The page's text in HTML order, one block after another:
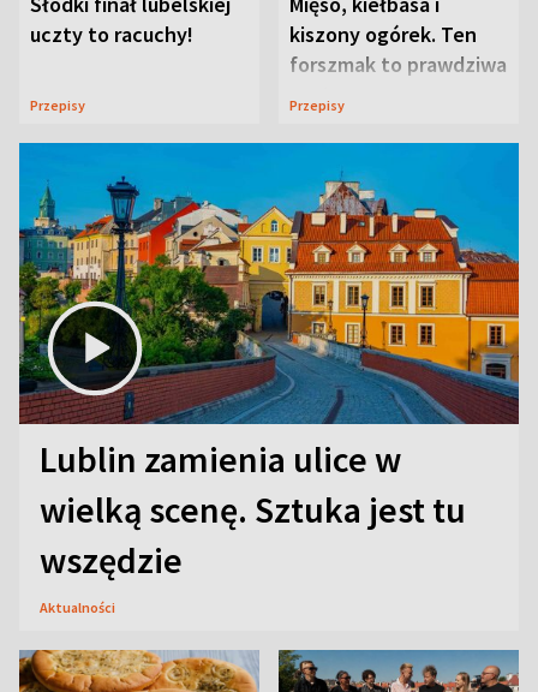
uczty to racuchy!
Przepisy
kiszony ogórek. Ten
forszmak to prawdziwa
uczta
Przepisy
Lublin zamienia ulice w
wielką scenę. Sztuka jest tu
wszędzie
Aktualności